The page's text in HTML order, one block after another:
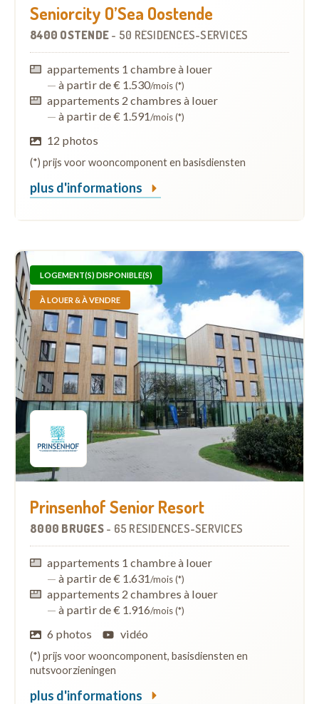
Seniorcity O’Sea Oostende
8400 OSTENDE - 50 RÉSIDENCES-SERVICES
appartements 1 chambre à louer
— à partir de € 1.530/mois (*)
appartements 2 chambres à louer
— à partir de € 1.591/mois (*)
12 photos
(*) prijs voor wooncomponent en basisdiensten
plus d'informations
LOGEMENT(S) DISPONIBLE(S)
À LOUER & À VENDRE
Prinsenhof Senior Resort
8000 BRUGES - 65 RÉSIDENCES-SERVICES
appartements 1 chambre à louer
— à partir de € 1.631/mois (*)
appartements 2 chambres à louer
— à partir de € 1.916/mois (*)
6 photos vidéo
(*) prijs voor wooncomponent, basisdiensten en
nutsvoorzieningen
plus d'informations